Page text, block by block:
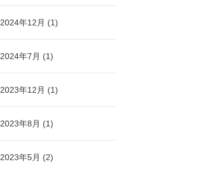
2024年12月 (1)
2024年7月 (1)
2023年12月 (1)
2023年8月 (1)
2023年5月 (2)